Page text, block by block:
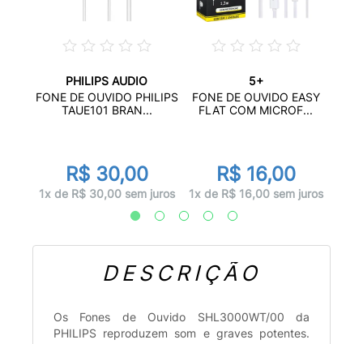
PHILIPS AUDIO
FONE DE OUVIDO PHILIPS
TAUE101 BRAN...
R$ 30,00
1x de R$ 30,00 sem juros
5+
FONE DE OUVIDO EASY
FLAT COM MICROF...
R$ 16,00
1x de R$ 16,00 sem juros
DESCRIÇÃO
Os Fones de Ouvido SHL3000WT/00 da
PHILIPS reproduzem som e graves potentes.